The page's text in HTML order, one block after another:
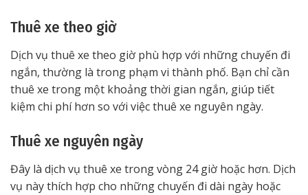
Thuê xe theo giờ
Dịch vụ thuê xe theo giờ phù hợp với những chuyến đi
ngắn, thường là trong phạm vi thành phố. Bạn chỉ cần
thuê xe trong một khoảng thời gian ngắn, giúp tiết
kiệm chi phí hơn so với việc thuê xe nguyên ngày.
Thuê xe nguyên ngày
Đây là dịch vụ thuê xe trong vòng 24 giờ hoặc hơn. Dịch
vụ này thích hợp cho những chuyến đi dài ngày hoặc